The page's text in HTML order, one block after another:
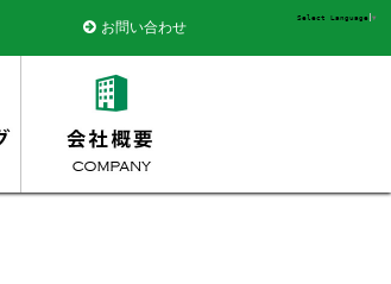
お問い合わせ
Select Language ▼